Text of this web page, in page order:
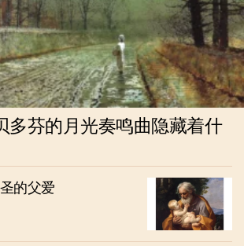
多芬的月光奏鸣曲隐藏着什
的父爱